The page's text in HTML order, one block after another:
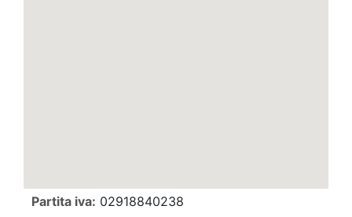
Partita iva: 02918840238